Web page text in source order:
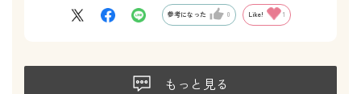
参考になった 0 Like! 1
もっと見る